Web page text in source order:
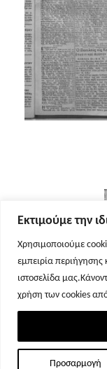
Εκτιμούμε την
Χρησιμοποιούμε
εμπειρία
ιστοσελίδα
χρήση των cookies
Προσαρμογή